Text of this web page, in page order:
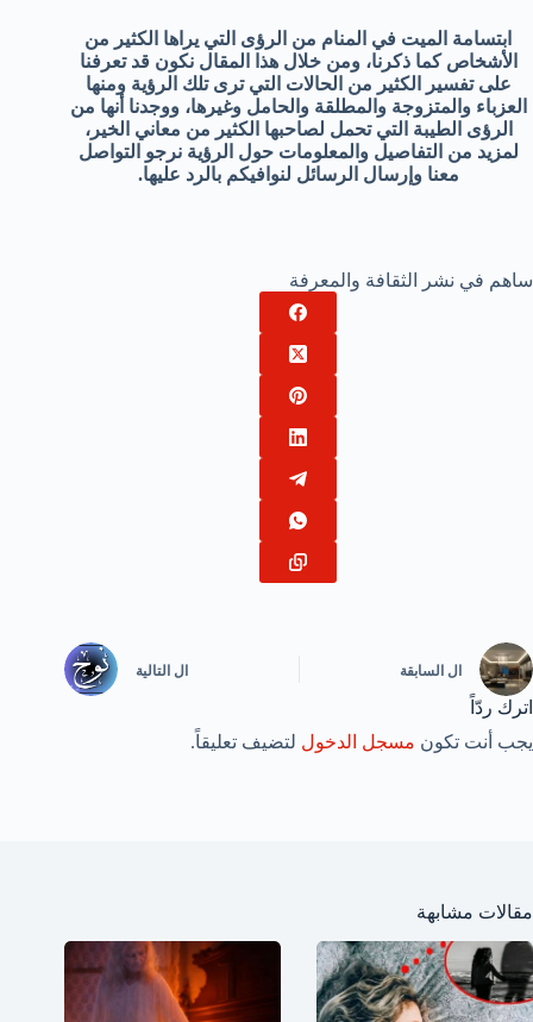
ابتسامة الميت في المنام من الرؤى التي يراها الكثير من
الأشخاص كما ذكرنا، ومن خلال هذا المقال نكون قد تعرفنا
على تفسير الكثير من الحالات التي ترى تلك الرؤية ومنها
العزباء والمتزوجة والمطلقة والحامل وغيرها، ووجدنا أنها من
الرؤى الطيبة التي تحمل لصاحبها الكثير من معاني الخير،
لمزيد من التفاصيل والمعلومات حول الرؤية نرجو التواصل
معنا وإرسال الرسائل لنوافيكم بالرد عليها.
ساهم في نشر الثقافة والمعرفة
ال السابقة ال التالية
اترك ردّاً
يجب أنت تكون مسجل الدخول لتضيف تعليقاً.
مقالات مشابهة